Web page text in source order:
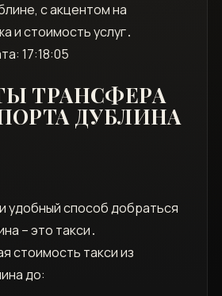
с акцентом на
и стоимость услуг․
17:18:05
ТРАНСФЕРА
ДУБЛИНА
удобный способ добраться
– это такси․
стоимость такси из
до: